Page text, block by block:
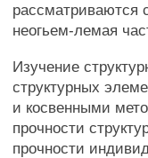
рассматриваются
неогьем-лемая
Изучение
структурных
и косвенными
прочности
прочности